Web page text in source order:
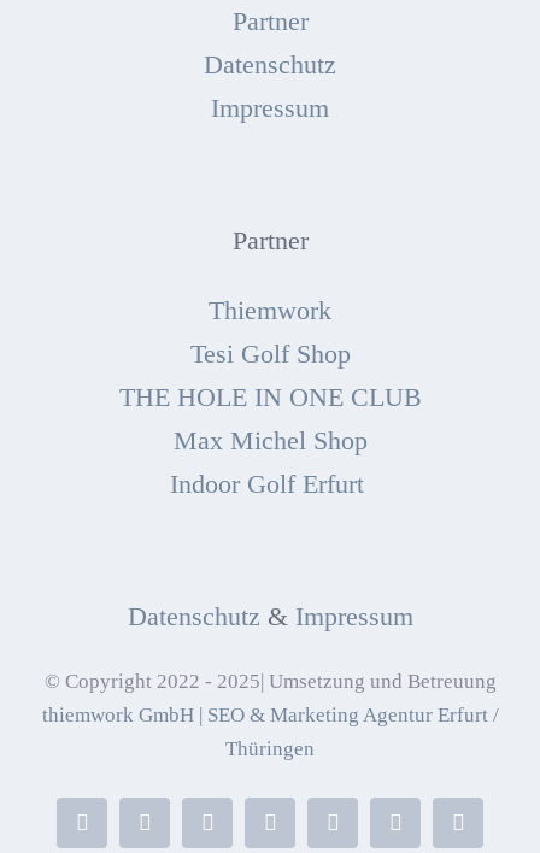
Partner
Datenschutz
Impressum
Partner
Thiemwork
Tesi Golf Shop
THE HOLE IN ONE CLUB
Max Michel Shop
Indoor Golf Erfurt
Datenschutz & Impressum
© Copyright 2022 - 2025| Umsetzung und Betreuung
thiemwork GmbH | SEO & Marketing Agentur Erfurt /
Thüringen